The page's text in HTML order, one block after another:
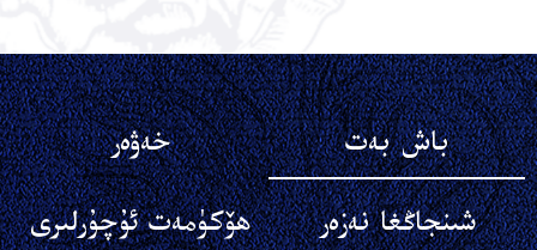
باش بەت
خەۋەر
شىنجاڭغا نەزەر
ھۆكۈمەت ئۇچۇرلىرى